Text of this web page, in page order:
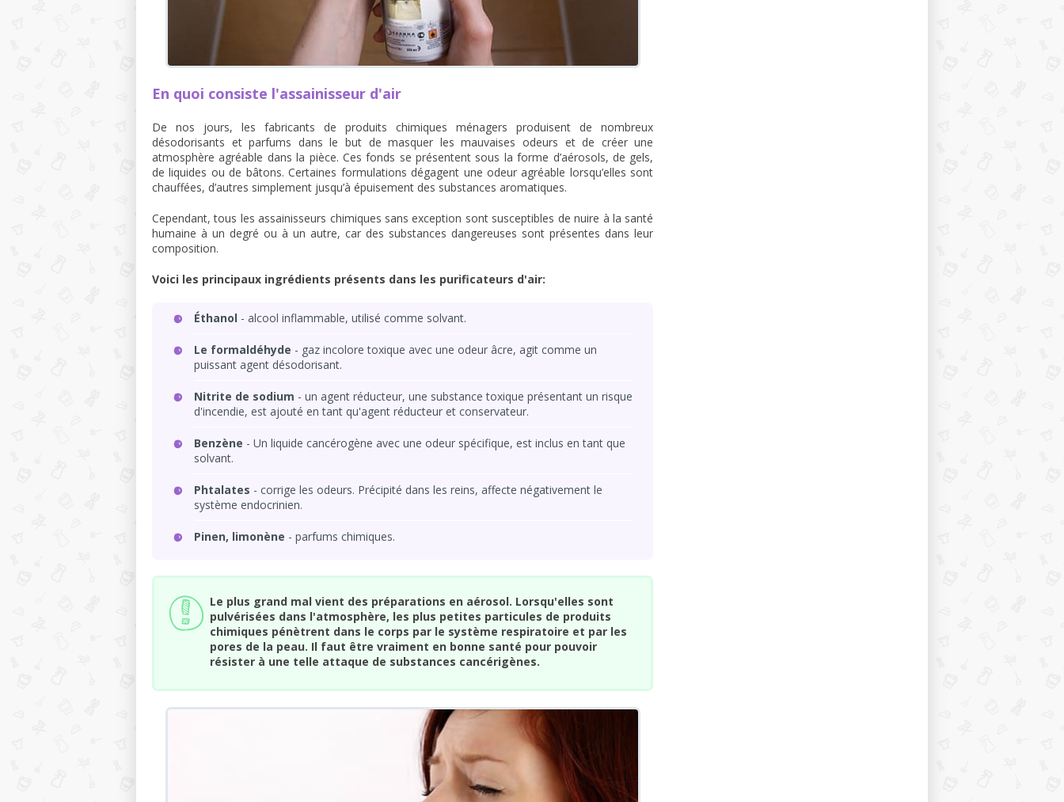
En quoi consiste l'assainisseur d'air
De nos jours, les fabricants de produits chimiques ménagers produisent de nombreux
désodorisants et parfums dans le but de masquer les mauvaises odeurs et de créer une
atmosphère agréable dans la pièce. Ces fonds se présentent sous la forme d’aérosols, de gels,
de liquides ou de bâtons. Certaines formulations dégagent une odeur agréable lorsqu’elles sont
chauffées, d’autres simplement jusqu’à épuisement des substances aromatiques.
Cependant, tous les assainisseurs chimiques sans exception sont susceptibles de nuire à la santé
humaine à un degré ou à un autre, car des substances dangereuses sont présentes dans leur
composition.
Voici les principaux ingrédients présents dans les purificateurs d'air:
Éthanol - alcool inflammable, utilisé comme solvant.
Le formaldéhyde - gaz incolore toxique avec une odeur âcre, agit comme un
puissant agent désodorisant.
Nitrite de sodium - un agent réducteur, une substance toxique présentant un risque
d'incendie, est ajouté en tant qu'agent réducteur et conservateur.
Benzène - Un liquide cancérogène avec une odeur spécifique, est inclus en tant que
solvant.
Phtalates - corrige les odeurs. Précipité dans les reins, affecte négativement le
système endocrinien.
Pinen, limonène - parfums chimiques.
Le plus grand mal vient des préparations en aérosol. Lorsqu'elles sont
pulvérisées dans l'atmosphère, les plus petites particules de produits
chimiques pénètrent dans le corps par le système respiratoire et par les
pores de la peau. Il faut être vraiment en bonne santé pour pouvoir
résister à une telle attaque de substances cancérigènes.